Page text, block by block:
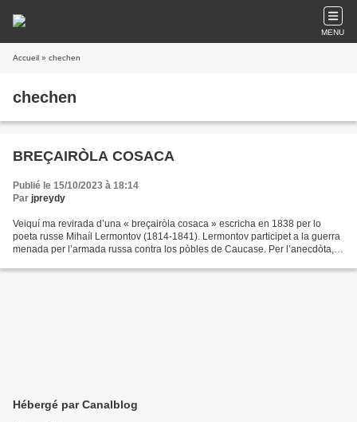
MENU
Accueil » chechen
chechen
BREÇAIRÒLA COSACA
Publié le 15/10/2023 à 18:14
Par jpreydy
Veiquí ma revirada d’una « breçairòla cosaca » escricha en 1838 per lo
poeta russe Mihaíl Lermontov (1814-1841). Lermontov participet a la guerra
menada per l’armada russa contra los pòbles de Caucase. Per l’anecdòta,
Hébergé par Canalblog